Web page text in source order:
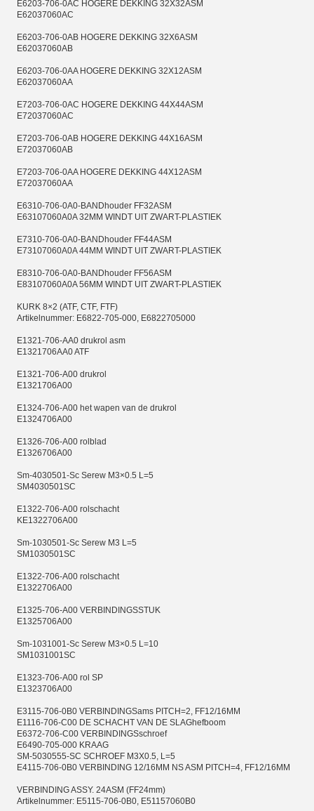
E6203-706-0AC HOGERE DEKKING 32X32ASM
E62037060AC
E6203-706-0AB HOGERE DEKKING 32X6ASM
E62037060AB
E6203-706-0AA HOGERE DEKKING 32X12ASM
E62037060AA
E7203-706-0AC HOGERE DEKKING 44X44ASM
E72037060AC
E7203-706-0AB HOGERE DEKKING 44X16ASM
E72037060AB
E7203-706-0AA HOGERE DEKKING 44X12ASM
E72037060AA
E6310-706-0A0-BANDhouder FF32ASM
E63107060A0A 32MM WINDT UIT ZWART-PLASTIEK
E7310-706-0A0-BANDhouder FF44ASM
E73107060A0A 44MM WINDT UIT ZWART-PLASTIEK
E8310-706-0A0-BANDhouder FF56ASM
E83107060A0A 56MM WINDT UIT ZWART-PLASTIEK
KURK 8×2 (ATF, CTF, FTF)
Artikelnummer: E6822-705-000, E6822705000
E1321-706-AA0 drukrol asm
E1321706AA0 ATF
E1321-706-A00 drukrol
E1321706A00
E1324-706-A00 het wapen van de drukrol
E1324706A00
E1326-706-A00 rolblad
E1326706A00
Sm-4030501-Sc Serew M3×0.5 L=5
SM4030501SC
E1322-706-A00 rolschacht
KE1322706A00
Sm-1030501-Sc Serew M3 L=5
SM1030501SC
E1322-706-A00 rolschacht
E1322706A00
E1325-706-A00 VERBINDINGSSTUK
E1325706A00
Sm-1031001-Sc Serew M3×0.5 L=10
SM1031001SC
E1323-706-A00 rol SP
E1323706A00
E3115-706-0B0 VERBINDINGSams PITCH=2, FF12/16MM
E1116-706-C00 DE SCHACHT VAN DE SLAGhefboom
E6372-706-C00 VERBINDINGSschroef
E6490-705-000 KRAAG
SM-5030555-SC SCHROEF M3X0.5, L=5
E4115-706-0B0 VERBINDING 12/16MM NS ASM PITCH=4, FF12/16MM
VERBINDING ASSY. 24ASM (FF24mm)
Artikelnummer: E5115-706-0B0, E51157060B0